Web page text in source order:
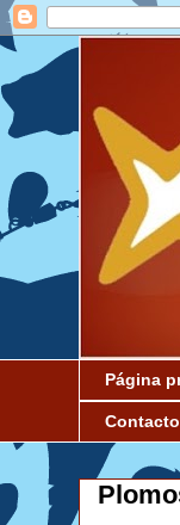
Página
Contacto